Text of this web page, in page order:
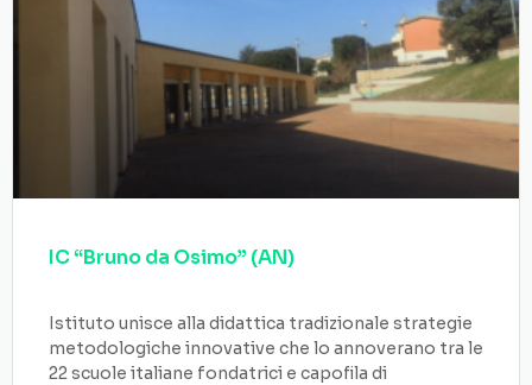
IC “Bruno da Osimo” (AN)
Istituto unisce alla didattica tradizionale strategie
metodologiche innovative che lo annoverano tra le
22 scuole italiane fondatrici e capofila di